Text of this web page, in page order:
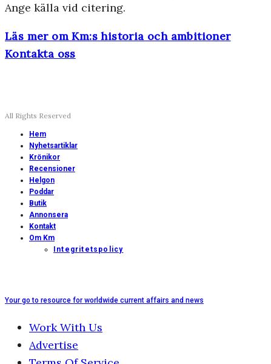
Ange källa vid citering.
Läs mer om Km:s historia och ambitioner
Kontakta oss
All Rights Reserved
Hem
Nyhetsartiklar
Krönikor
Recensioner
Helgon
Poddar
Butik
Annonsera
Kontakt
Om Km
Integritetspolicy
Your go to resource for worldwide current affairs and news
Work With Us
Advertise